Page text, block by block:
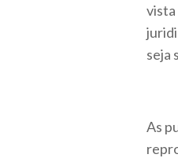
vista
seja
As